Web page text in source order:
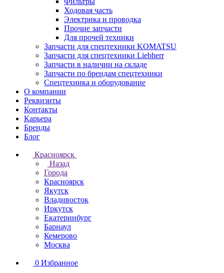
Ходовая часть
Электрика и проводка
Прочие запчасти
Для прочей техники
Запчасти для спецтехники KOMATSU
Запчасти для спецтехники Liebherr
Запчасти в наличии на складе
Запчасти по брендам спецтехники
Спецтехника и оборудование
О компании
Реквизиты
Контакты
Карьера
Бренды
Блог
Красноярск
Назад
Города
Красноярск
Якутск
Владивосток
Иркутск
Екатеринбург
Барнаул
Кемерово
Москва
0 Избранное